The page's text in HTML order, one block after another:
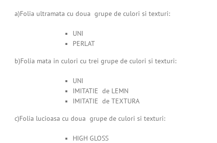
a)Folia ultramata cu doua grupe de culori si texturi:
UNI
PERLAT
b)Folia mata in culori cu trei grupe de culori si texturi:
UNI
IMITATIE de LEMN
IMITATIE de TEXTURA
c)Folia lucioasa cu doua grupe de culori si texturi:
HIGH GLOSS